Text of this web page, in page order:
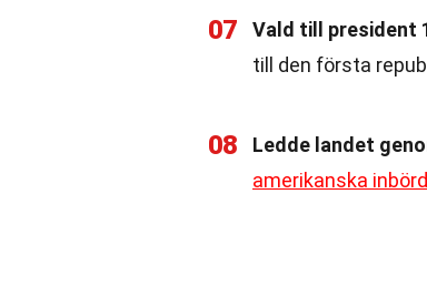
07 Vald till president
till den första
08 Ledde landet
amerikanska